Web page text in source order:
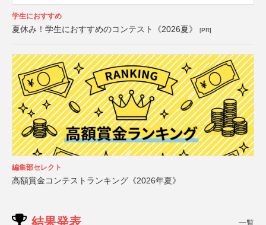
学生におすすめ
夏休み！学生におすすめのコンテスト《2026夏》 [PR]
編集部セレクト
高額賞金コンテストランキング《2026年夏》
結果発表 一覧